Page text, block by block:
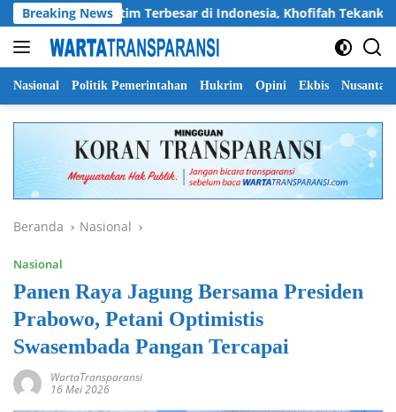
Langsung
ke
konten
Breaking News
Jatim Terbesar di Indonesia, Khofifah Tekankan
Nasional Politik Pemerintahan Hukrim Opini Ekbis Nusantara
Beranda Nasional
Nasional
Panen Raya Jagung Bersama Presiden
Prabowo, Petani Optimistis
Swasembada Pangan Tercapai
WartaTransparansi
16 Mei 2026